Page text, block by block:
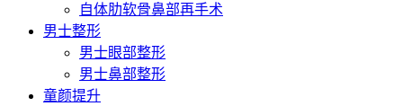
自体肋软骨鼻部再手术
男士整形
男士眼部整形
男士鼻部整形
童颜提升